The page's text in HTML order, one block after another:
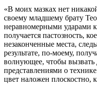
«В моих мазках нет
своему младшему брату
неравномерными ударами
получается пастозность,
незаконченные места,
результате, по-моему,
волнующее, чтобы вызвать
представлениями о
цвет наложен плоскостно,